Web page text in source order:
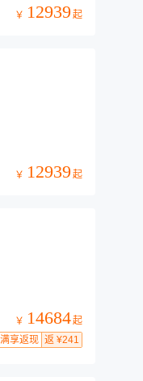
￥ 12939 起
￥ 12939 起
￥ 14684起
享返现 返 ¥241